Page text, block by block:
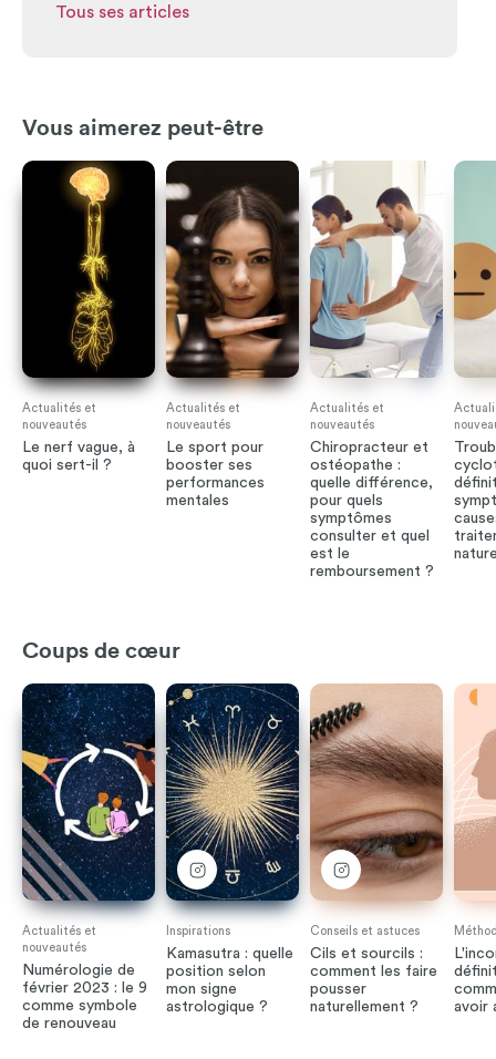
Tous ses articles
Vous aimerez peut-être
Actualités et
nouveautés
Le nerf vague, à
quoi sert-il ?
Actualités et
nouveautés
Le sport pour
booster ses
performances
mentales
Actualités et
nouveautés
Chiropracteur et
ostéopathe :
quelle différence,
pour quels
symptômes
consulter et quel
est le
remboursement ?
Coups de cœur
Actualités et
nouveautés
Numérologie de
février 2023 : le 9
comme symbole
de renouveau
Inspirations
Kamasutra : quelle
position selon
mon signe
astrologique ?
Conseils et astuces
Cils et sourcils :
comment les faire
pousser
naturellement ?
avoir